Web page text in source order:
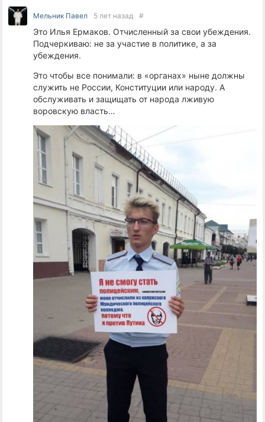
Мельник Павел 5 лет назад #
Это Илья Ермаков. Отчисленный за свои убеждения.
Подчеркиваю: не за участие в политике, а за
убеждения.
Это чтобы все понимали: в «органах» ныне должны
служить не России, Конституции или народу. А
обслуживать и защищать от народа лживую
воровскую власть…